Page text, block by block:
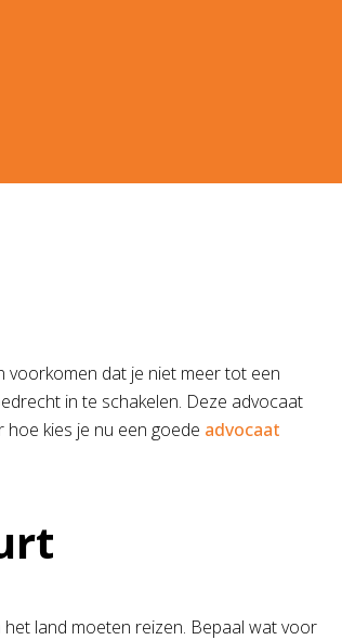
voorkomen dat je niet meer tot een
in te schakelen. Deze advocaat
kies je nu een goede advocaat
land moeten reizen. Bepaal wat voor